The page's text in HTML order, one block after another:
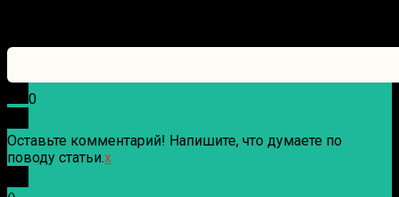
0
Оставьте комментарий! Напишите, что думаете по
поводу статьи.x